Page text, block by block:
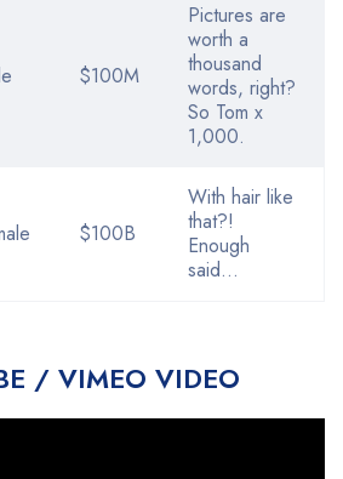
$100M
Pictures are
worth a
thousand
words, right?
So Tom x
1,000.
$100B
With hair like
that?!
Enough
said…
/ VIMEO VIDEO